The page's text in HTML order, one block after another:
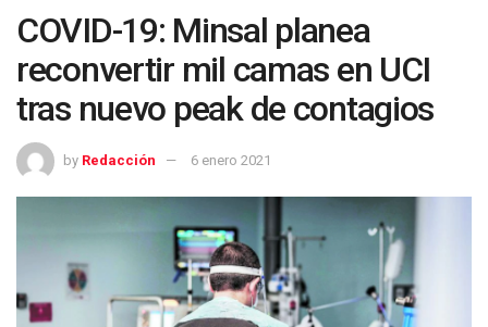
COVID-19: Minsal planea
reconvertir mil camas en UCI
tras nuevo peak de contagios
by Redacción 6 enero 2021